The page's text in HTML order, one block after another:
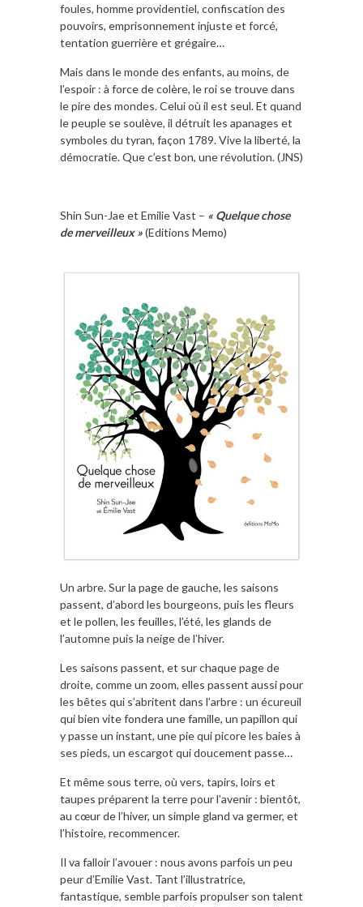
foules, homme providentiel, confiscation des
pouvoirs, emprisonnement injuste et forcé,
tentation guerrière et grégaire…
Mais dans le monde des enfants, au moins, de
l’espoir : à force de colère, le roi se trouve dans
le pire des mondes. Celui où il est seul. Et quand
le peuple se soulève, il détruit les apanages et
symboles du tyran, façon 1789. Vive la liberté, la
démocratie. Que c’est bon, une révolution. (JNS)
Shin Sun-Jae et Emilie Vast – « Quelque chose
de merveilleux »(Editions Memo)
Un arbre. Sur la page de gauche, les saisons
passent, d’abord les bourgeons, puis les fleurs
et le pollen, les feuilles, l’été, les glands de
l’automne puis la neige de l’hiver.
Les saisons passent, et sur chaque page de
droite, comme un zoom, elles passent aussi pour
les bêtes qui s’abritent dans l’arbre : un écureuil
qui bien vite fondera une famille, un papillon qui
y passe un instant, une pie qui picore les baies à
ses pieds, un escargot qui doucement passe…
Et même sous terre, où vers, tapirs, loirs et
taupes préparent la terre pour l’avenir : bientôt,
au cœur de l’hiver, un simple gland va germer, et
l’histoire, recommencer.
Il va falloir l’avouer : nous avons parfois un peu
peur d’Emilie Vast. Tant l’illustratrice,
fantastique, semble parfois propulser son talent